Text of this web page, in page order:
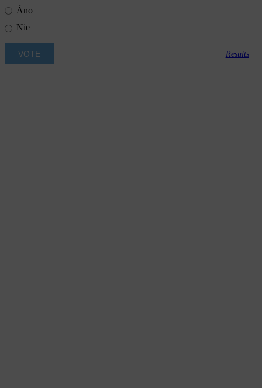
Áno
Nie
Results